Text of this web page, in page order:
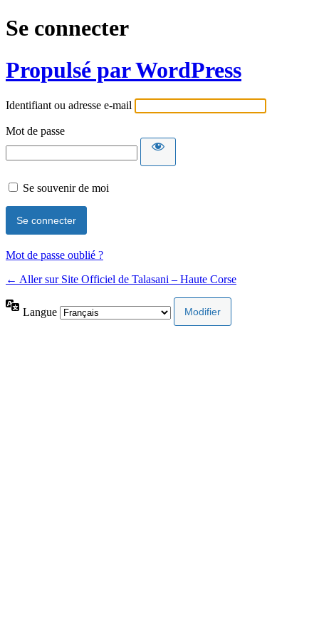
Se connecter
Propulsé par WordPress
Identifiant ou adresse e-mail
Mot de passe
Se souvenir de moi
Mot de passe oublié ?
← Aller sur Site Officiel de Talasani – Haute Corse
Langue